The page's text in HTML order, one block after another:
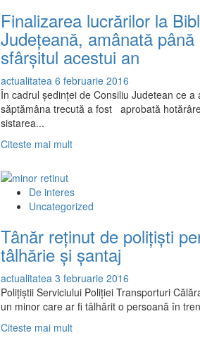
Finalizarea lucrărilor la
Judeţeană, amânată până
sfârşitul acestui an
actualitatea 6 februarie 2016
În cadrul şedinţei de Consiliu Judetean ce a
săptămâna trecută a fost aprobată
sistarea...
Citeste mai multRead
lucrărilor
la
Biblioteca
Judeţeană,
amânată
până
la
sfârşitul
acestui
an
De interes
Uncategorized
Tânăr reținut de polițiști
tâlhărie și șantaj
actualitatea 3 februarie 2016
Poliţiştii Serviciului Poliţiei Transporturi
un minor care ar fi tâlhărit o persoană în
Citeste mai multRead